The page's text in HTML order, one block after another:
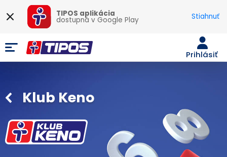
TIPOS aplikácia
dostupná vGoogle Play Stiahnuť
Prihlásiť
Klub Keno